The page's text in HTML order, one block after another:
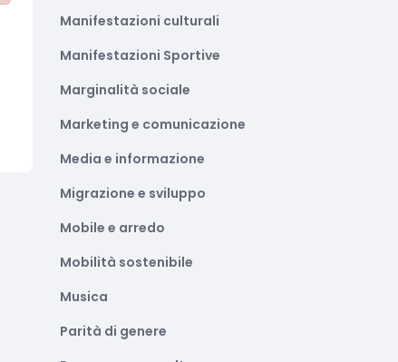
Manifestazioni culturali
Manifestazioni Sportive
Marginalità sociale
Marketing e comunicazione
Media e informazione
Migrazione e sviluppo
Mobile e arredo
Mobilità sostenibile
Musica
Parità di genere